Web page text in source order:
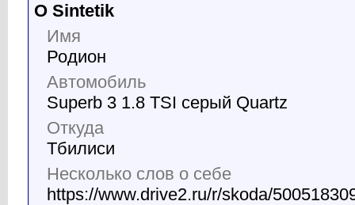
О Sintetik
Имя
Родион
Автомобиль
Superb 3 1.8 TSI серый Quartz
Откуда
Тбилиси
Несколько слов о себе
https://www.drive2.ru/r/skoda/